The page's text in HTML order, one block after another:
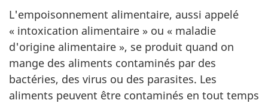
L'empoisonnement alimentaire, aussi appelé
« intoxication alimentaire » ou « maladie
d'origine alimentaire », se produit quand on
mange des aliments contaminés par des
bactéries, des virus ou des parasites. Les
aliments peuvent être contaminés en tout temps